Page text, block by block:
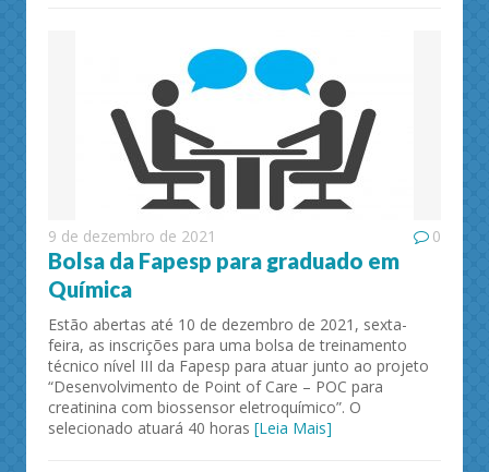
9 de dezembro de 2021 0
Bolsa da Fapesp para graduado em
Química
Estão abertas até 10 de dezembro de 2021, sexta-
feira, as inscrições para uma bolsa de treinamento
técnico nível III da Fapesp para atuar junto ao projeto
“Desenvolvimento de Point of Care – POC para
creatinina com biossensor eletroquímico”. O
selecionado atuará 40 horas [Leia Mais]